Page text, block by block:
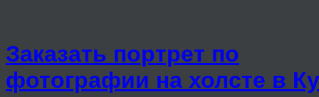
Заказать портрет по
фотографии на холсте в